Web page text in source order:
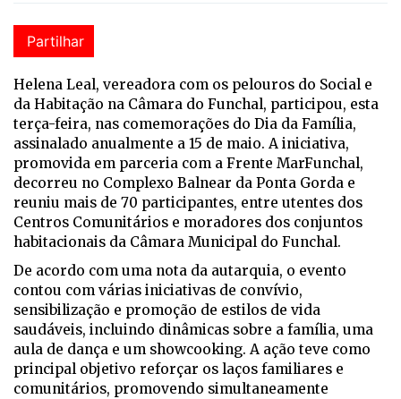
Partilhar
Helena Leal, vereadora com os pelouros do Social e
da Habitação na Câmara do Funchal, participou, esta
terça-feira, nas comemorações do Dia da Família,
assinalado anualmente a 15 de maio. A iniciativa,
promovida em parceria com a Frente MarFunchal,
decorreu no Complexo Balnear da Ponta Gorda e
reuniu mais de 70 participantes, entre utentes dos
Centros Comunitários e moradores dos conjuntos
habitacionais da Câmara Municipal do Funchal.
De acordo com uma nota da autarquia, o evento
contou com várias iniciativas de convívio,
sensibilização e promoção de estilos de vida
saudáveis, incluindo dinâmicas sobre a família, uma
aula de dança e um showcooking. A ação teve como
principal objetivo reforçar os laços familiares e
comunitários, promovendo simultaneamente